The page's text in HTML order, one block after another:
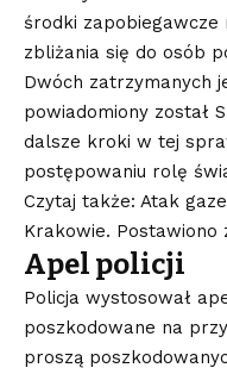
środki zapobiegawcze
zbliżania się do osób
Dwóch zatrzymanych
powiadomiony został
dalsze kroki w tej
postępowaniu rolę
Czytaj także: Atak
Krakowie. Postawiono
Apel policji
Policja wystosował
poszkodowane na
proszą